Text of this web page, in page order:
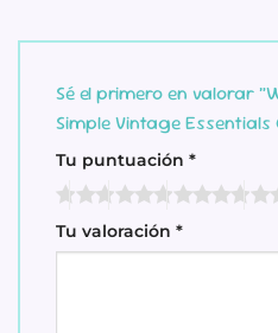
Sé el primero en valorar
Simple Vintage Essentials
Tu puntuación *
Tu valoración *